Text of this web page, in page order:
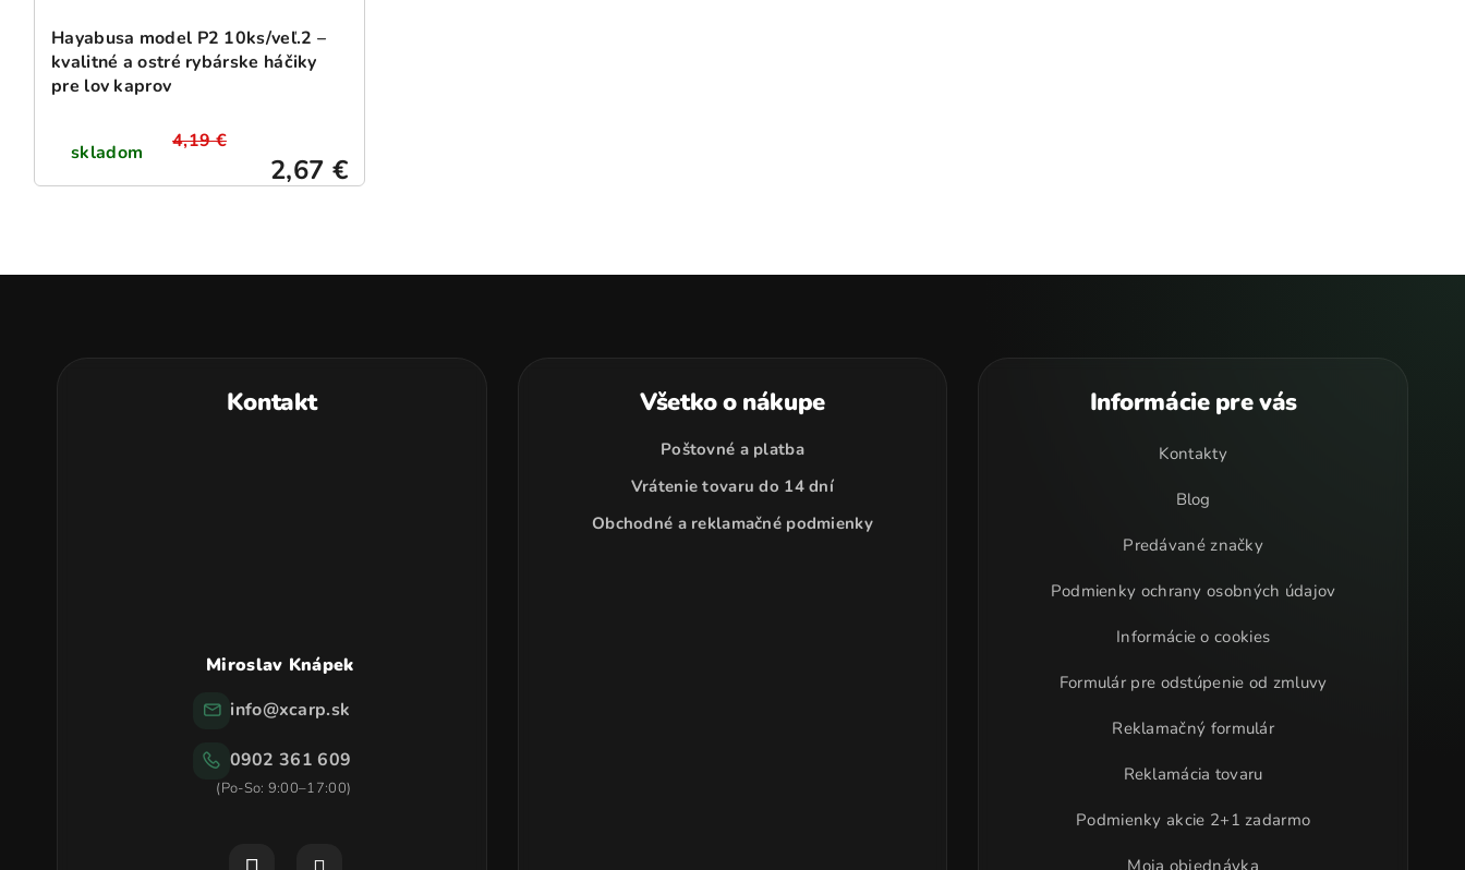
Hayabusa model P2 10ks/veľ.2 –
kvalitné a ostré rybárske háčiky
pre lov kaprov
skladom 2,67 €
4,19 €
Kontakt
Miroslav Knápek
info@xcarp.sk
0902 361 609
Všetko o nákupe
Poštovné a platba
Vrátenie tovaru do 14 dní
Obchodné a reklamačné podmienky
Informácie pre vás
Kontakty
Blog
Predávané značky
Podmienky ochrany osobných údajov
Informácie o cookies
Formulár pre odstúpenie od zmluvy
Reklamačný formulár
Reklamácia tovaru
Podmienky akcie 2+1 zadarmo
Moja objednávka